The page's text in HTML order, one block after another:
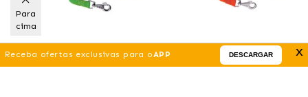
Correia Nylon Daytona G
Correia de Nylon Daytona G
Receba ofertas exclusivas para oAPP DESCARGAR x
Para
cima